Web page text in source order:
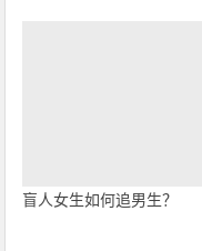
盲人女生如何追男生？